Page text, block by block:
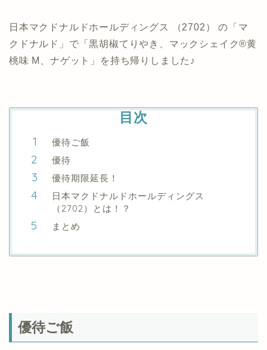
日本マクドナルドホールディングス （2702） の「マ
クドナルド」で「黒胡椒てりやき、マックシェイク®黄
桃味 M、ナゲット」を持ち帰りしました♪
目次
優待ご飯
優待
優待期限延長！
日本マクドナルドホールディングス
（2702）とは！？
まとめ
優待ご飯